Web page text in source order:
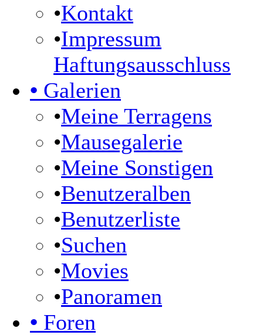
•Kontakt
•Impressum
Haftungsausschluss
• Galerien
•Meine Terragens
•Mausegalerie
•Meine Sonstigen
•Benutzeralben
•Benutzerliste
•Suchen
•Movies
•Panoramen
• Foren